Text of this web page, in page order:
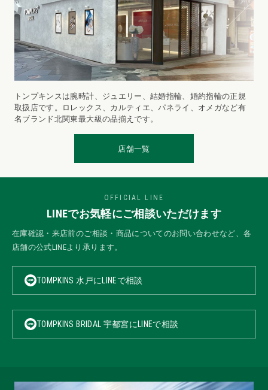
トンプキンスは腕時計、ジュエリー、結婚指輪、婚約指輪の正規
取扱店です。ロレックス、カルティエ、パネライ、オメガなど有
名ブランド北関東最大級の品揃えです。
店舗一覧
OFFICIAL LINE
LINEでお気軽にご相談いただけます
在庫確認・来店前のご相談・商品についてのお問い合わせなど、各
店舗の公式LINEより承ります。
TOMPKINS 水戸にLINEで相談
TOMPKINS BRIDAL 宇都宮にLINEで相談